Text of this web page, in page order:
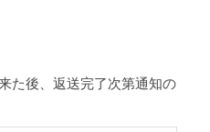
た後、返送完了次第通知の